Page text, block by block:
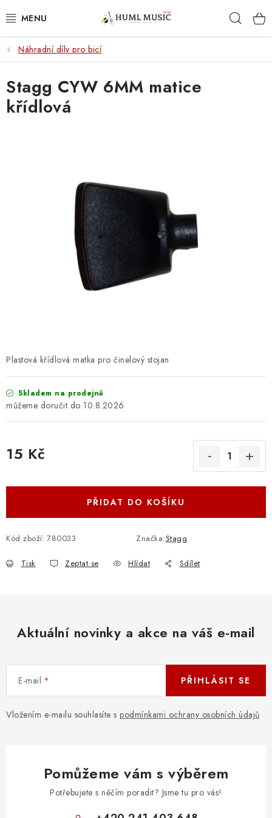
na
KYTARY
UKULELE
DECHY
KYTAROVÉ PŘÍSLUŠENSTVÍ
OSTATNÍ STRUNNÉ NÁSTROJE
OBCHODNÍ PODMÍNKY
ZÁSADY ZPRACOVÁNÍ OSOBNÍCH ÚDAJŮ
O E-SHOPU
BLOG
OBCHODNÍ PODMÍNKY
ODSTOUPENÍ OD SMLOUVY
ZÁSADY ZPRACOVÁNÍ OSOBNÍCH ÚDAJŮ
Náhradní díly pro bicí
Plastová křídlová matka pro činelový stojan
Skladem na prodejně
10.8.2026
15 Kč
PŘIDAT DO KOŠÍKU
Kód zboží: 780033 Značka:Stagg
Tisk Zeptat se Hlídat Sdílet
Stagg CYW 6MM matice
křídlová
Aktuální novinky a akce na váš e-mail
E-mail
Vložením e-mailu souhlasíte s podmínkami ochrany osobních údajů
PŘIHLÁSIT SE
Pomůžeme vám s výběrem
Potřebujete s něčím poradit? Jsme tu pro vás!